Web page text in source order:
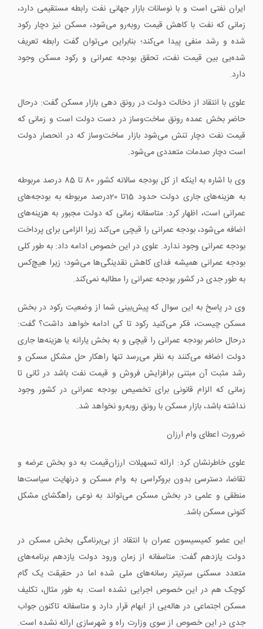
ایران نفتی است و با نوسانات بازار جهانی نفت رابطه مستقیمی دارد،
زمانی که نفت با کاهش قیمت روبه‌رو می‌شود، مسکن نیز دچار رکود
شده و رشد منفی پیدا می‌کند؛ بنابراین می‌توان گفت رابطه تعریف
‌شده‌یی بین قیمت نفت، تحقق بودجه عمرانی و رکود مسکن وجود
دارد.
علوی با انتقاد از دخالت دولت در رونق دهی بازار مسکن گفت: درحال
حاضر بخش عمده رونق ساخت‌وساز در دست دولت است و زمانی که
قیمت نفت دچار تنش می‌شود بازار ساخت‌وساز که در انحصار دولت
است دچار صدمات متعددی می‌شود.
وی با اشاره به اینکه از کل بودجه سالانه کشور 80 تا 85 درصد مربوطه
به هزینه‌های جاری دولت حدود 15تا 20درصد مربوطه به بودجه‌های
عمرانی است، اظهار کرد: متاسفانه زمانی که دولت مجبور به هزینه‌های
اضافه می‌شود، بودجه عمرانی را قیچی می‌کند زیرا الزامی برای پرداخت
بودجه عمرانی وجود ندارد. علوی در این خصوص ادامه داد: به طور کلی
بودجه عمرانی همیشه فدای کاهش نقدینگی‌ها می‌شود؛ زیرا هیچ‌کس
به طور جدی در کشور بودجه عمرانی را مطالبه نمی‌کند.
وی در پاسخ به این سوال که پیش‌بینی شما از وضعیت رکود در بخش
مسکن چیست، فکر می‌کنید رکود تا کی ادامه خواهد داشت؟ گفت:
درحال حاضر بودجه عمرانی را قیچی و به بخش یارانه یا هزینه‌ها جاری
دولت اضافه می‌کنند به نظر می‌رسد تنها راهکار حل مشکل مسکن و
رشد مثبت آن مبتنی برافزایش فروش و قیمت نفت باشد در ثانی تا
زمانی که الزام قانونی برای تخصیص بودجه عمرانی در کشور وجود
نداشته باشد، بازار مسکن با رونق روبه‌رو نخواهد شد.
ضرورت اعطای وام ارزان
علوی خاطرنشان کرد: ارائه تسهیلات ارزان‌قیمت به دو بخش عرضه و
تقاضا، دسترسی بدون بروکراسی به وام مسکن و درنهایت سیاست‌ها
منطقی و علمی در بخش مسکن می‌تواند به‌ نوعی راهگشای مشکل
کنونی مسکن باشد.
این عضو کمیسیسون عمران با انتقاد از بی‌برنامگی بخش مسکن در
دولت یازدهم گفت: متاسفانه از زمان ورود دولت یازدهم برنامه‌های
متعدد مسکنی سرتیتر رسانه‌های ملی شده اما در حقیقت یک گام
کوچک هم در این خصوص اجرایی نشده است. به طور مثال، تکلیف
مسکن اجتماعی در هاله‌یی از ابهام قرار دارد و متاسفانه تاکنون جواب
جدی در این خصوص از سوی وزارت راه و شهرسازی ارائه نشده است.